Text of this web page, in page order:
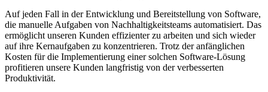
Auf jeden Fall in der Entwicklung und Bereitstellung von Software,
die manuelle Aufgaben von Nachhaltigkeitsteams automatisiert. Das
ermöglicht unseren Kunden effizienter zu arbeiten und sich wieder
auf ihre Kernaufgaben zu konzentrieren. Trotz der anfänglichen
Kosten für die Implementierung einer solchen Software-Lösung
profitieren unsere Kunden langfristig von der verbesserten
Produktivität.